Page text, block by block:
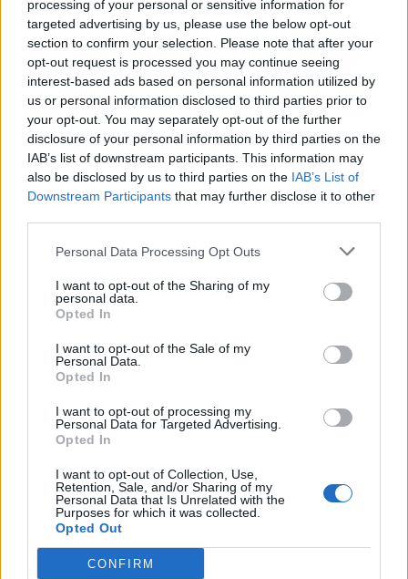
processing of your personal or sensitive information for
targeted advertising by us, please use the below opt-out
section to confirm your selection. Please note that after your
opt-out request is processed you may continue seeing
interest-based ads based on personal information utilized by
us or personal information disclosed to third parties prior to
your opt-out. You may separately opt-out of the further
disclosure of your personal information by third parties on the
IAB’s list of downstream participants. This information may
also be disclosed by us to third parties on the IAB’s List of
Downstream Participants that may further disclose it to other
Personal Data Processing Opt Outs
I want to opt-out of the Sharing of my
personal data.
Opted In
I want to opt-out of the Sale of my
Personal Data.
Opted In
I want to opt-out of processing my
Personal Data for Targeted Advertising.
Opted In
I want to opt-out of Collection, Use,
Retention, Sale, and/or Sharing of my
Personal Data that Is Unrelated with the
Purposes for which it was collected.
Opted Out
CONFIRM